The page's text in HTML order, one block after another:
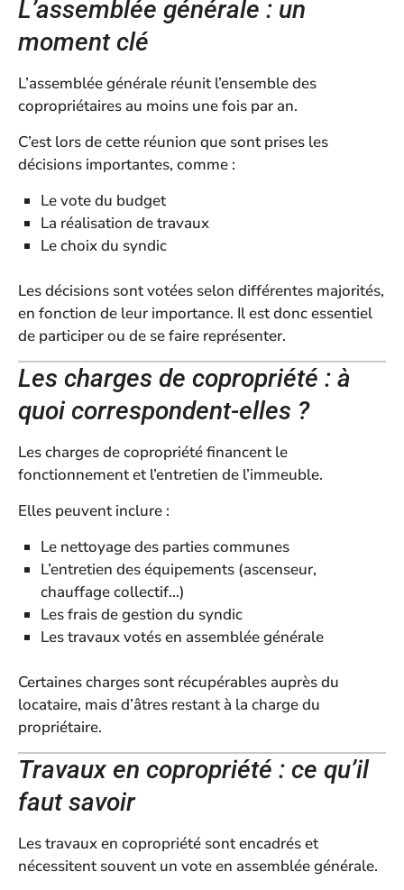
L’assemblée générale : un
moment clé
L’assemblée générale réunit l’ensemble des
copropriétaires au moins une fois par an.
C’est lors de cette réunion que sont prises les
décisions importantes, comme :
Le vote du budget
La réalisation de travaux
Le choix du syndic
Les décisions sont votées selon différentes majorités,
en fonction de leur importance. Il est donc essentiel
de participer ou de se faire représenter.
Les charges de copropriété : à
quoi correspondent-elles ?
Les charges de copropriété financent le
fonctionnement et l’entretien de l’immeuble.
Elles peuvent inclure :
Le nettoyage des parties communes
L’entretien des équipements (ascenseur,
chauffage collectif…)
Les frais de gestion du syndic
Les travaux votés en assemblée générale
Certaines charges sont récupérables auprès du
locataire, mais d’âtres restant à la charge du
propriétaire.
Travaux en copropriété : ce qu’il
faut savoir
Les travaux en copropriété sont encadrés et
nécessitent souvent un vote en assemblée générale.